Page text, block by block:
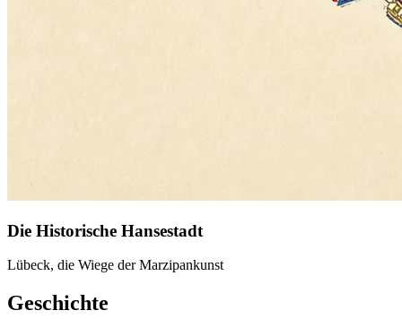
Die Historische Hansestadt
Lübeck, die Wiege der Marzipankunst
Geschichte